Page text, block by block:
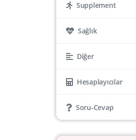
Supplement
Sağlık
Diğer
Hesaplayıcılar
Soru-Cevap